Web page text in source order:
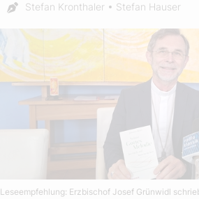
Autor:
Stefan Kronthaler Stefan Hauser
Leseempfehlung: Erzbischof Josef Grünwidl